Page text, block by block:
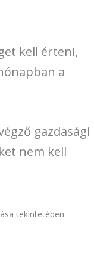
kell érteni,
a
gazdasági
nem kell
tekintetében